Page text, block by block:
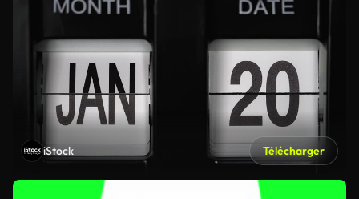
iStock Télécharger